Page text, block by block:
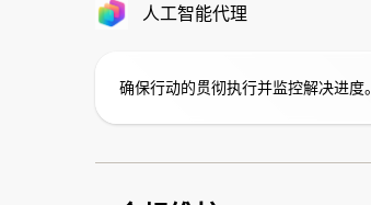
人工智能代理
确保行动的贯彻执行并监控解决进度。